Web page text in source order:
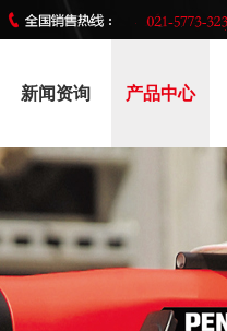
新闻资询 产品中心